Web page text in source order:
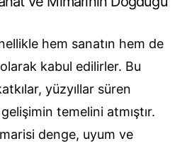
hem sanatın hem de
kabul edilirler. Bu
yüzyıllar süren
temelini atmıştır.
denge, uyum ve